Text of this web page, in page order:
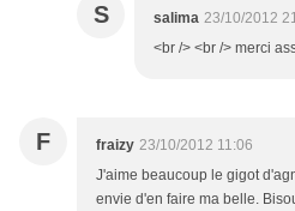
S salima 23/10/2012
<br /> <br /> merci
F fraizy 23/10/2012 11:06
J'aime beaucoup le gigot
envie d'en faire ma belle.